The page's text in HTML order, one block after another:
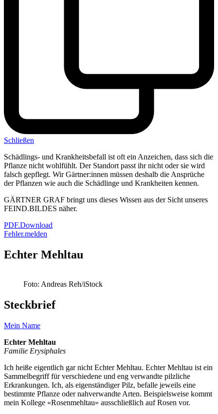
Schließen
Schädlings- und Krankheitsbefall ist oft ein Anzeichen, dass sich die
Pflanze nicht wohlfühlt. Der Standort passt ihr nicht oder sie wird
falsch gepflegt. Wir Gärtner:innen müssen deshalb die Ansprüche
der Pflanzen wie auch die Schädlinge und Krankheiten kennen.
GÄRTNER GRAF bringt uns dieses Wissen aus der Sicht unseres
FEIND.BILDES näher.
PDF.Download
Fehler.melden
Echter Mehltau
Foto: Andreas Reh/iStock
Steckbrief
Mein Name
Echter Mehltau
Familie Erysiphales
Ich heiße eigentlich gar nicht Echter Mehltau. Echter Mehltau ist ein
Sammelbegriff für verschiedene und eng verwandte pilzliche
Erkrankungen. Ich, als eigenständiger Pilz, befalle jeweils eine
bestimmte Pflanze oder nahverwandte Arten. Beispielsweise kommt
mein Kollege «Rosenmehltau» ausschließlich auf Rosen vor.